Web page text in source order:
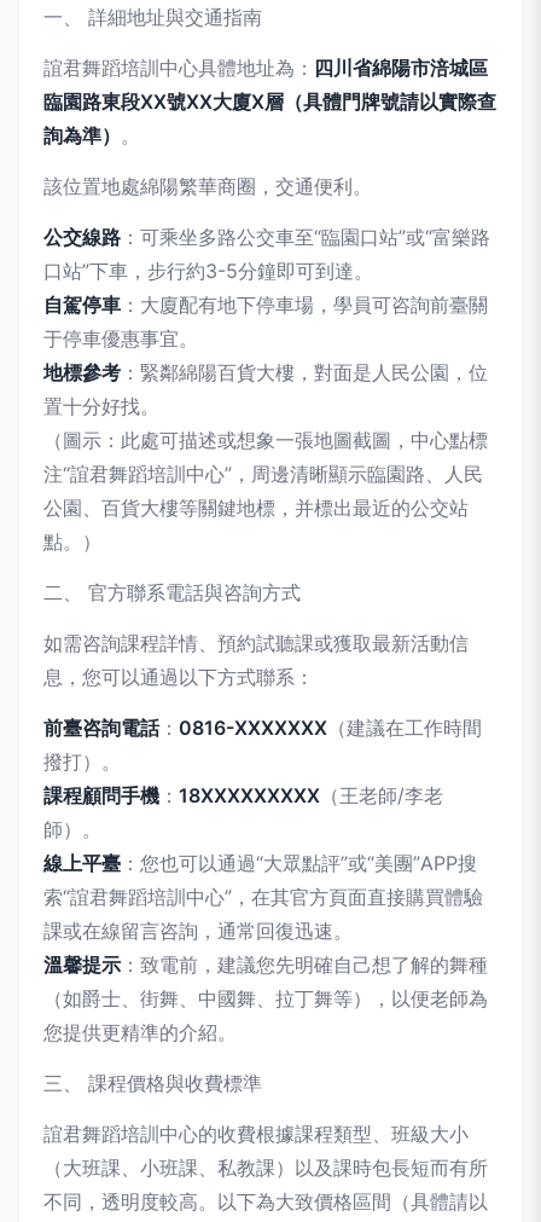
一、 詳細地址與交通指南
誼君舞蹈培訓中心具體地址為： 四川省綿陽市涪城區
臨園路東段XX號XX大廈X層（具體門牌號請以實際查
詢為準） 。
該位置地處綿陽繁華商圈，交通便利。
公交線路 ：可乘坐多路公交車至“臨園口站”或“富樂路
口站”下車，步行約3-5分鐘即可到達。
自駕停車 ：大廈配有地下停車場，學員可咨詢前臺關
于停車優惠事宜。
地標參考 ：緊鄰綿陽百貨大樓，對面是人民公園，位
置十分好找。
（圖示：此處可描述或想象一張地圖截圖，中心點標
注“誼君舞蹈培訓中心”，周邊清晰顯示臨園路、人民
公園、百貨大樓等關鍵地標，并標出最近的公交站
點。）
二、 官方聯系電話與咨詢方式
如需咨詢課程詳情、預約試聽課或獲取最新活動信
息，您可以通過以下方式聯系：
前臺咨詢電話： 0816-XXXXXXX （建議在工作時間
撥打）。
課程顧問手機 ： 18XXXXXXXXX （王老師/李老
師）。
線上平臺 ：您也可以通過“大眾點評”或“美團”APP搜
索“誼君舞蹈培訓中心”，在其官方頁面直接購買體驗
課或在線留言咨詢，通常回復迅速。
溫馨提示 ：致電前，建議您先明確自己想了解的舞種
（如爵士、街舞、中國舞、拉丁舞等），以便老師為
您提供更精準的介紹。
三、 課程價格與收費標準
誼君舞蹈培訓中心的收費根據課程類型、班級大小
（大班課、小班課、私教課）以及課時包長短而有所
不同，透明度較高。以下為大致價格區間（具體請以